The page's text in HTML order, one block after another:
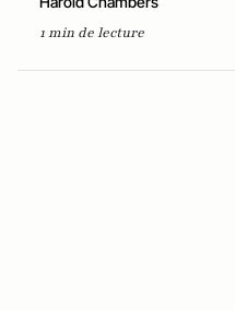
1 min de lecture